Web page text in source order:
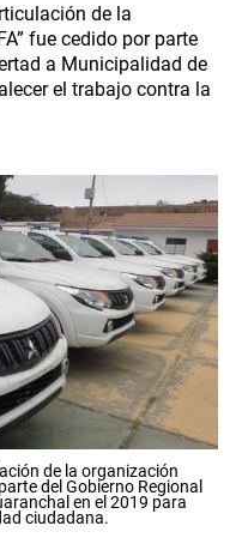
de la
fue cedido por parte
a Municipalidad de
el trabajo contra la
de la organización
del Gobierno Regional
en el 2019 para
ciudadana.